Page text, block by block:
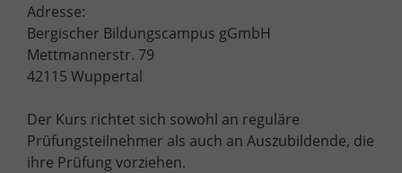
Adresse:
Bergischer Bildungscampus gGmbH
Mettmannerstr. 79
42115 Wuppertal
Der Kurs richtet sich sowohl an reguläre
Prüfungsteilnehmer als auch an Auszubildende, die
ihre Prüfung vorziehen.